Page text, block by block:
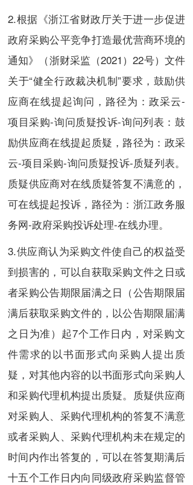
2.根据《浙江省财政厅关于进一步促进
政府采购公平竞争打造最优营商环境的
通知》（浙财采监（2021）22号）文件
关于“健全行政裁决机制”要求，鼓励供
应商在线提起询问，路径为：政采云-
项目采购-询问质疑投诉-询问列表：鼓
励供应商在线提起质疑，路径为：政采
云-项目采购-询问质疑投诉-质疑列表。
质疑供应商对在线质疑答复不满意的，
可在线提起投诉，路径为：浙江政务服
务网-政府采购投诉处理-在线办理。
3.供应商认为采购文件使自己的权益受
到损害的，可以自获取采购文件之日或
者采购公告期限届满之日（公告期限届
满后获取采购文件的，以公告期限届满
之日为准）起7个工作日内，对采购文
件需求的以书面形式向采购人提出质
疑，对其他内容的以书面形式向采购人
和采购代理机构提出质疑。质疑供应商
对采购人、采购代理机构的答复不满意
或者采购人、采购代理机构未在规定的
时间内作出答复的，可以在答复期满后
十五个工作日内向同级政府采购监督管